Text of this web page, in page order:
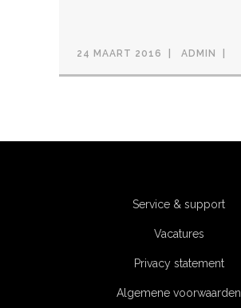
24 MAART 2016 ADMIN
Service & support
Vacatures
Privacy statement
Algemene voorwaarden